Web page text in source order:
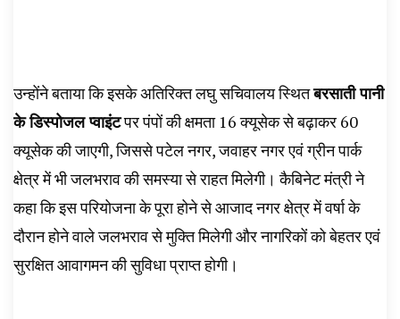
उन्होंने बताया कि इसके अतिरिक्त लघु सचिवालय स्थितबरसाती पानी
के डिस्पोजल प्वाइंटपर पंपों की क्षमता 16 क्यूसेक से बढ़ाकर 60
क्यूसेक की जाएगी, जिससे पटेल नगर, जवाहर नगर एवं ग्रीन पार्क
क्षेत्र में भी जलभराव की समस्या से राहत मिलेगी। कैबिनेट मंत्री ने
कहा कि इस परियोजना के पूरा होने से आजाद नगर क्षेत्र में वर्षा के
दौरान होने वाले जलभराव से मुक्ति मिलेगी और नागरिकों को बेहतर एवं
सुरक्षित आवागमन की सुविधा प्राप्त होगी।